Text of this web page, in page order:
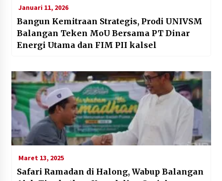
Januari 11, 2026
Bangun Kemitraan Strategis, Prodi UNIVSM
Balangan Teken MoU Bersama PT Dinar
Energi Utama dan FIM PII kalsel
Maret 13, 2025
Safari Ramadan di Halong, Wabup Balangan